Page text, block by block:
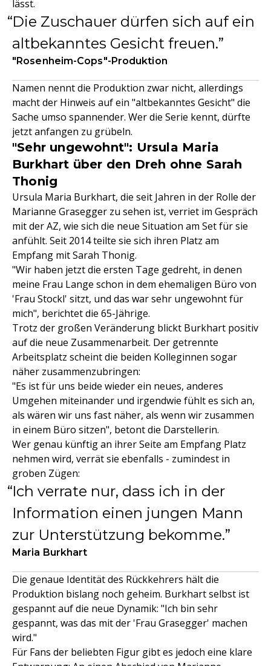
lässt.
Die Zuschauer dürfen sich auf ein
altbekanntes Gesicht freuen.
"Rosenheim-Cops"-Produktion
Namen nennt die Produktion zwar nicht, allerdings
macht der Hinweis auf ein "altbekanntes Gesicht" die
Sache umso spannender. Wer die Serie kennt, dürfte
jetzt anfangen zu grübeln.
"Sehr ungewohnt": Ursula Maria
Burkhart über den Dreh ohne Sarah
Thonig
Ursula Maria Burkhart, die seit Jahren in der Rolle der
Marianne Grasegger zu sehen ist, verriet im Gespräch
mit der AZ, wie sich die neue Situation am Set für sie
anfühlt. Seit 2014 teilte sie sich ihren Platz am
Empfang mit Sarah Thonig.
"Wir haben jetzt die ersten Tage gedreht, in denen
meine Frau Lange schon in dem ehemaligen Büro von
'Frau Stockl' sitzt, und das war sehr ungewohnt für
mich", berichtet die 65-Jährige.
Trotz der großen Veränderung blickt Burkhart positiv
auf die neue Zusammenarbeit. Der getrennte
Arbeitsplatz scheint die beiden Kolleginnen sogar
näher zusammenzubringen:
"Es ist für uns beide wieder ein neues, anderes
Umgehen miteinander und irgendwie fühlt es sich an,
als wären wir uns fast näher, als wenn wir zusammen
in einem Büro sitzen", betont die Darstellerin.
Wer genau künftig an ihrer Seite am Empfang Platz
nehmen wird, verrät sie ebenfalls - zumindest in
groben Zügen:
Ich verrate nur, dass ich in der
Information einen jungen Mann
zur Unterstützung bekomme.
Maria Burkhart
Die genaue Identität des Rückkehrers hält die
Produktion bislang noch geheim. Burkhart selbst ist
gespannt auf die neue Dynamik: "Ich bin sehr
gespannt, was das mit der 'Frau Grasegger' machen
wird."
Für Fans der beliebten Figur gibt es jedoch eine klare